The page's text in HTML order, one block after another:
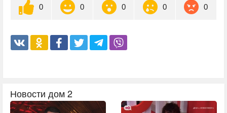
0 0 0 0 0
Новости дом 2